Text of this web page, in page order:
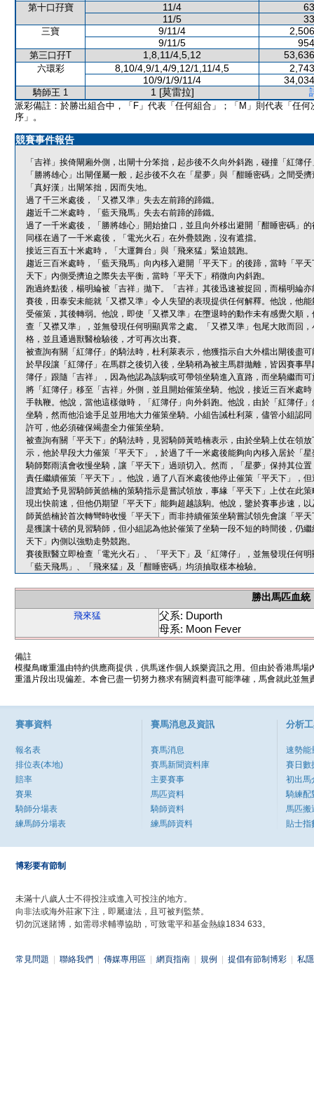
第十口孖寶 11/4
11/5
三寶 9/11/4
9/11/5
第三口孖T 1,8,11/4,5,12
六環彩 8,10/4,9/1,4/9,12/1,11/4,5
10/9/1/9/11/4
騎師王 1 1 [莫雷拉]
派彩備註：於勝出組合中，「F」代表「任何組合」；「M」則代表「任何
序」。
競賽事件報告
「吉祥」挨倚閘廂外側，出閘十分笨拙，起步後不久向外斜跑，碰撞「紅簿
「勝將雄心」出閘僅屬一般，起步後不久在「星夢」與「酣睡密碼」之間受
「真好漢」出閘笨拙，因而失地。
過了千三米處後，「又襟又準」失去左前蹄的蹄鐵。
趨近千二米處時，「藍天飛馬」失去右前蹄的蹄鐵。
過了一千米處後，「勝將雄心」開始搶口，並且向外移出避開「酣睡密碼」的
同樣在過了一千米處後，「電光火石」在外疊競跑，沒有遮擋。
接近三百五十米處時，「大運舞台」與「飛來猛」緊迫競跑。
趨近三百米處時，「藍天飛馬」向內移入避開「平天下」的後蹄，當時「平
天下」內側受擠迫之際失去平衡，當時「平天下」稍微向內斜跑。
跑過終點後，楊明綸被「吉祥」拋下。「吉祥」其後迅速被捉回，而楊明綸
賽後，田泰安未能就「又襟又準」令人失望的表現提供任何解釋。他說，他
受催策，其後轉弱。他說，即使「又襟又準」在墮退時的動作未有感覺欠順
查「又襟又準」，並無發現任何明顯異常之處。「又襟又準」包尾大敗而回
格，並且通過獸醫檢驗後，才可再次出賽。
被查詢有關「紅簿仔」的騎法時，杜利萊表示，他獲指示自大外檔出閘後盡
於早段讓「紅簿仔」在馬群之後切入後，坐騎稍為被主馬群拋離，皆因賽事
簿仔」跟隨「吉祥」，因為他認為該駒或可帶領坐騎進入直路，而坐騎繼而
將「紅簿仔」移至「吉祥」外側，並且開始催策坐騎。他說，接近三百米處
手執鞭。他說，當他這樣做時，「紅簿仔」向外斜跑。他說，由於「紅簿仔
坐騎，然而他沿途手足並用地大力催策坐騎。小組告誡杜利萊，儘管小組認
許可，他必須確保竭盡全力催策坐騎。
被查詢有關「平天下」的騎法時，見習騎師黃晧楠表示，由於坐騎上仗在領
示，他於早段大力催策「平天下」，於過了千一米處後能夠向內移入居於「
騎師鄭雨滇會收慢坐騎，讓「平天下」過頭切入。然而，「星夢」保持其位
責任繼續催策「平天下」。他說，過了八百米處後他停止催策「平天下」，
證實給予見習騎師黃皓楠的策騎指示是嘗試領放，事緣「平天下」上仗在此
現出快前速，但他仍期望「平天下」能夠超越該駒。他說，鑒於賽事步速，
師黃皓楠於首次轉彎時收慢「平天下」而非持續催策坐騎嘗試領先會讓「平
是獲讓十磅的見習騎師，但小組認為他於催策了坐騎一段不短的時間後，仍
天下」內側以強勁走勢競跑。
賽後獸醫立即檢查「電光火石」、「平天下」及「紅簿仔」，並無發現任何
「藍天飛馬」、「飛來猛」及「酣睡密碼」均須抽取樣本檢驗。
勝出馬匹血統
飛來猛
父系: Duporth
母系: Moon Fever
備註
模擬鳥瞰重溫由特約供應商提供，供馬迷作個人娛樂資訊之用。但由於香港馬
重溫片段出現偏差。本會已盡一切努力務求有關資料盡可能準確，馬會就此並
賽事資料
報名表
排位表(本地)
賠率
賽果
騎師分場表
練馬師分場表
賽馬消息及資訊
賽馬消息
賽馬新聞資料庫
主要賽事
馬匹資料
騎師資料
練馬師資料
分析
速勢能
賽日數
初出馬
騎練配
馬匹搬
貼士指
博彩要有節制
未滿十八歲人士不得投注或進入可投注的地方。
向非法或海外莊家下注，即屬違法，且可被判監禁。
切勿沉迷賭博，如需尋求輔導協助，可致電平和基金熱線1834 633。
常見問題 聯絡我們 傳媒專用區 網頁指南 規例 提倡有節制博彩 私